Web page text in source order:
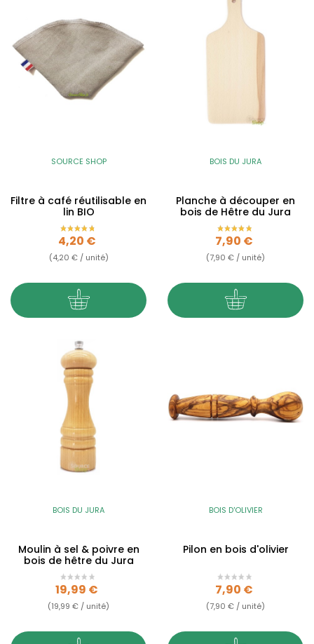
SOURCE SHOP
Filtre à café réutilisable en
lin BIO
Prix
4,20 €
(4,20 € / unité)
BOIS DU JURA
Planche à découper en
bois de Hêtre du Jura
Prix
7,90 €
(7,90 € / unité)
BOIS DU JURA
Moulin à sel & poivre en
bois de hêtre du Jura
Prix
19,99 €
(19,99 € / unité)
BOIS D'OLIVIER
Pilon en bois d'olivier
Prix
7,90 €
(7,90 € / unité)